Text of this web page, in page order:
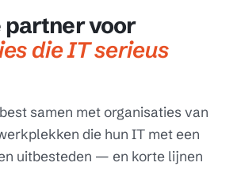
partner voor
die IT serieus
samen met organisaties van
die hun IT met een
uitbesteden — en korte lijnen